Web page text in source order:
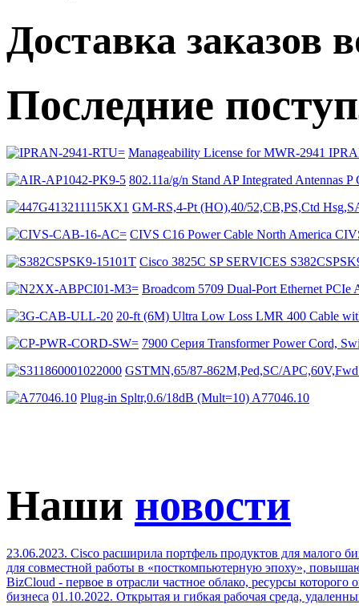
Доставка заказов
Последние
Manageability License for MWR-2941
802.11a/g/n Stand AP Integrated Antennas
GM-RS,4-Pt (HO),40/52,CB,PS,Ctd
CIVS C16 Power Cable North America
Cisco 3825C SP SERVICES
Broadcom 5709 Dual-Port Ethernet
20-ft (6M) Ultra Low Loss LMR 400 Cable
7900 Серия Transformer Power Cord,
GSTMN,65/87-862M,Ped,SC/
Plug-in Spltr,0.6/18dB (Mult=10) A77046.10
Наши новости
23.06.2023. Cisco расширила портфель продуктов для малого
для совместной работы в «посткомпьютерную эпоху»,
BizCloud - первое в отрасли частное облако, ресурсы которого
бизнеса 01.10.2022. Открытая и гибкая рабочая среда,